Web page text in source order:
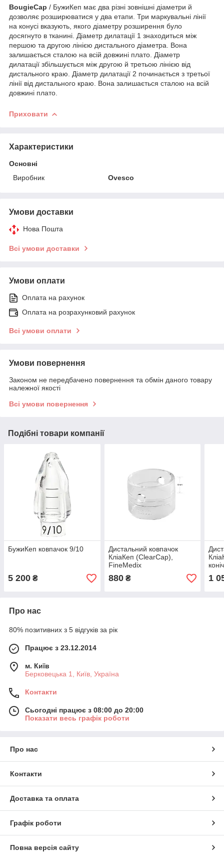
BougieCap / БужиКеп має два різні зовнішні діаметри й
дозволяє розширюватися у два етапи. Три маркувальні лінії
на конусі вказують, якого діаметру розширення було
досягнуто в тканині. Діаметр дилатації 1 знаходиться між
першою та другою лінією дистального діаметра. Вона
залишається сталою на всій довжині плато. Діаметр
дилатації збільшується між другою й третьою лінією від
дистального краю. Діаметр дилатації 2 починається з третьої
лінії від дистального краю. Вона залишається сталою на всій
довжині плато.
Приховати
Характеристики
Основні
Виробник
Ovesco
Умови доставки
Нова Пошта
Всі умови доставки
Умови оплати
Оплата на рахунок
Оплата на розрахунковий рахунок
Всі умови оплати
Умови повернення
Законом не передбачено повернення та обмін даного товару
належної якості
Всі умови повернення
Подібні товари компанії
БужиКеп ковпачок 9/10
5 200 ₴
Дистальний ковпачок
КліаКеп (ClearCap),
FineMedix
880₴ 1
Про нас
80% позитивних з 5 відгуків за рік
Працює з 23.12.2014
м. Київ
Берковецька 1, Київ, Україна
Контакти
Сьогодні працює з 08:00 до 20:00
Показати весь графік роботи
Про нас
Контакти
Доставка та оплата
Графік роботи
Повна версія сайту